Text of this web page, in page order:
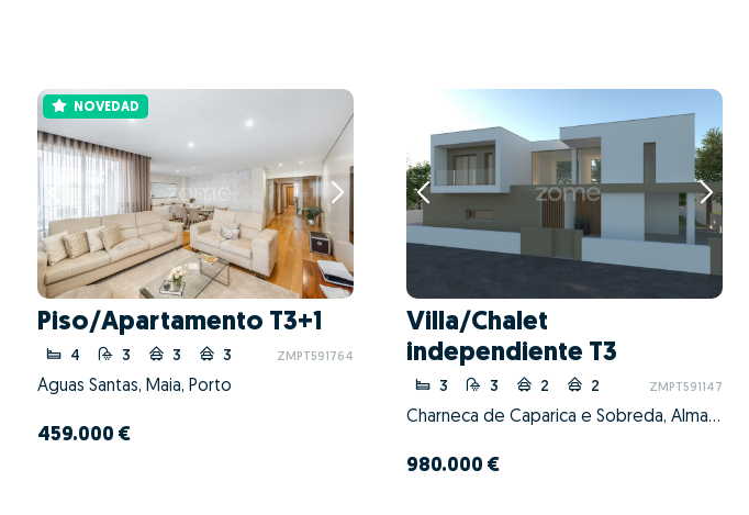
NOVEDAD
Piso/Apartamento T3+1
4 3 3 3 ZMPT591764
Águas Santas, Maia, Porto
459.000 €
Villa/Chalet
independiente T3
3 3 2 2 ZMPT591147
Charneca de Caparica e Sobreda, Almada, Setúbal
980.000 €